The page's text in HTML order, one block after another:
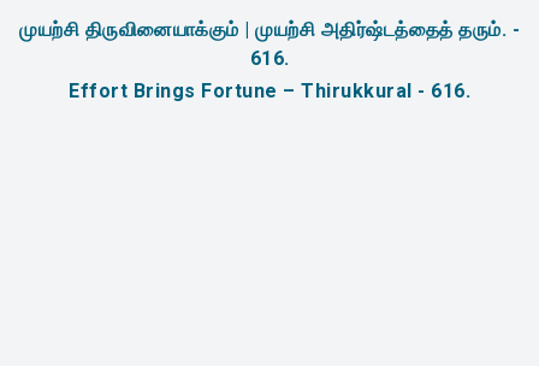
முயற்சி திருவினையாக்கும் | முயற்சி அதிர்ஷ்டத்தைத் தரும். -
616.
Effort Brings Fortune – Thirukkural - 616.